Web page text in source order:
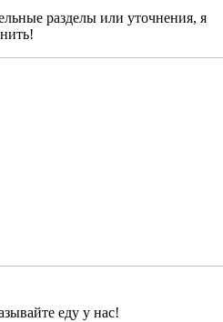
разделы или уточнения, я
еду у нас!